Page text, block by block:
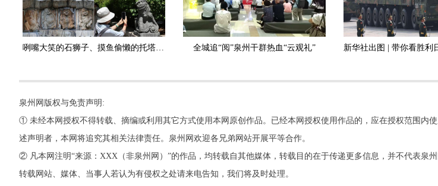
全城追“阅”泉州干群热血“云观礼”
泉州网版权与免责声明:
① 未经本网授权不得转载、摘编或利用其它方式使用本网原创作品。已经本网授权使用作品的，应在授权范围内
述声明者，本网将追究其相关法律责任。泉州网欢迎各兄弟网站开展平等合作。
② 凡本网注明“来源：XXX（非泉州网）”的作品，均转载自其他媒体，转载目的在于传递更多信息，并不代表泉
转载网站、媒体、当事人若认为有侵权之处请来电告知，我们将及时处理。